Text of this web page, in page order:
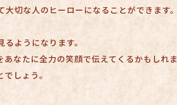
切な人のヒーローになることができます。
ようになります。
なたに全力の笑顔で伝えてくるかもしれま
しょう。